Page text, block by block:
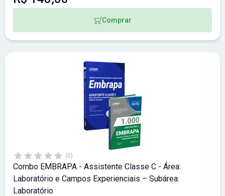
Comprar
(0)
Combo EMBRAPA - Assistente Classe C - Área:
Laboratório e Campos Experienciais – Subárea:
Laboratório